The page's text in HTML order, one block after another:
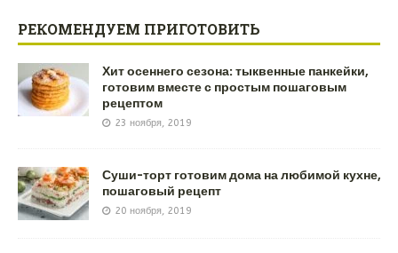
РЕКОМЕНДУЕМ ПРИГОТОВИТЬ
Хит осеннего сезона: тыквенные панкейки,
готовим вместе с простым пошаговым
рецептом
23 ноября, 2019
Суши-торт готовим дома на любимой кухне,
пошаговый рецепт
20 ноября, 2019